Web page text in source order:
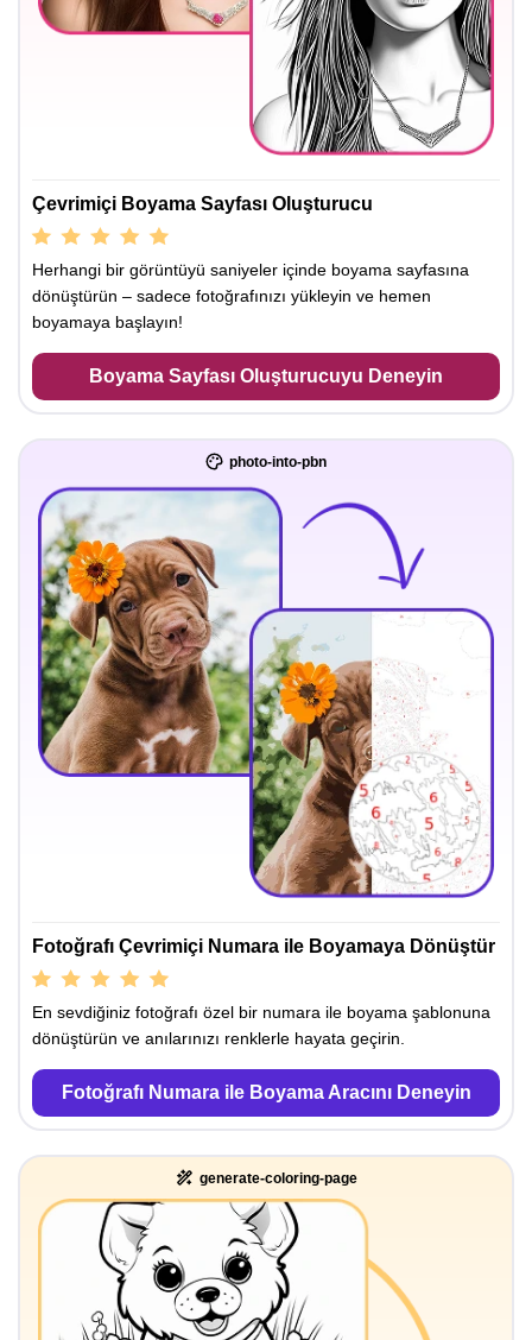
Çevrimiçi Boyama Sayfası Oluşturucu
Herhangi bir görüntüyü saniyeler içinde boyama sayfasına
dönüştürün – sadece fotoğrafınızı yükleyin ve hemen
boyamaya başlayın!
Boyama Sayfası Oluşturucuyu Deneyin
photo-into-pbn
Fotoğrafı Çevrimiçi Numara ile Boyamaya Dönüştür
En sevdiğiniz fotoğrafı özel bir numara ile boyama şablonuna
dönüştürün ve anılarınızı renklerle hayata geçirin.
Fotoğrafı Numara ile Boyama Aracını Deneyin
generate-coloring-page